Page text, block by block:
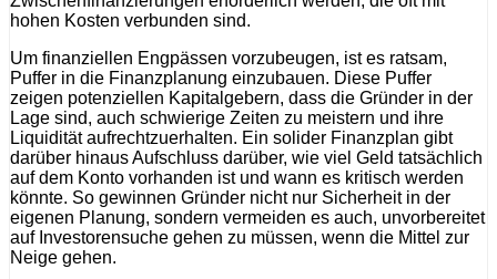
hohen Kosten verbunden sind.
Um finanziellen Engpässen vorzubeugen, ist es ratsam,
Puffer in die Finanzplanung einzubauen. Diese Puffer
zeigen potenziellen Kapitalgebern, dass die Gründer in der
Lage sind, auch schwierige Zeiten zu meistern und ihre
Liquidität aufrechtzuerhalten. Ein solider Finanzplan gibt
darüber hinaus Aufschluss darüber, wie viel Geld tatsächlich
auf dem Konto vorhanden ist und wann es kritisch werden
könnte. So gewinnen Gründer nicht nur Sicherheit in der
eigenen Planung, sondern vermeiden es auch, unvorbereitet
auf Investorensuche gehen zu müssen, wenn die Mittel zur
Neige gehen.